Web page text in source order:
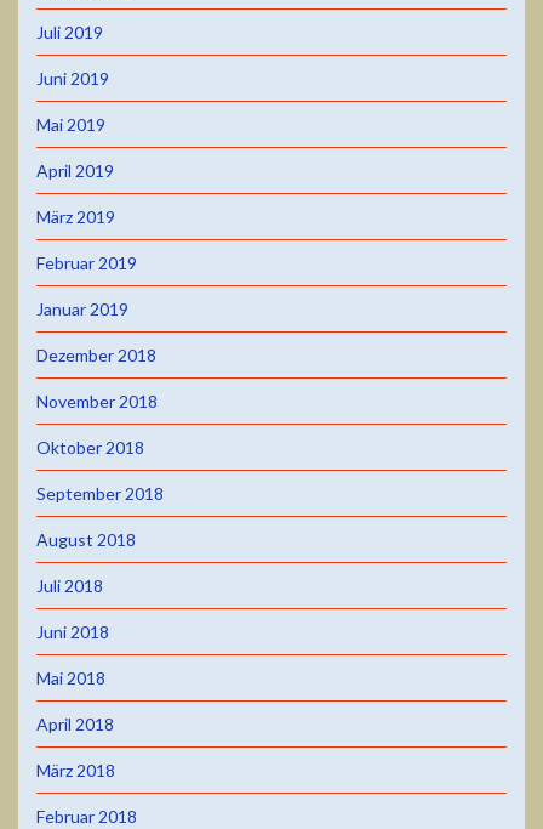
Juli 2019
Juni 2019
Mai 2019
April 2019
März 2019
Februar 2019
Januar 2019
Dezember 2018
November 2018
Oktober 2018
September 2018
August 2018
Juli 2018
Juni 2018
Mai 2018
April 2018
März 2018
Februar 2018